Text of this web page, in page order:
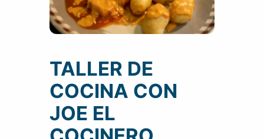
TALLER DE
COCINA CON
JOE EL